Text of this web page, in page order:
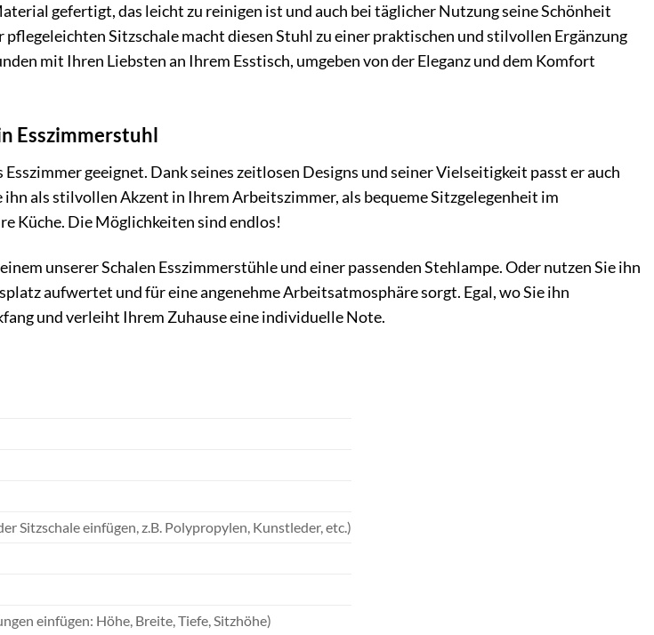
gefertigt, das leicht zu reinigen ist und auch bei täglicher Nutzung seine Schönheit
Sitzschale macht diesen Stuhl zu einer praktischen und stilvollen Ergänzung
mit Ihren Liebsten an Ihrem Esstisch, umgeben von der Eleganz und dem Komfort
Esszimmerstuhl
geeignet. Dank seines zeitlosen Designs und seiner Vielseitigkeit passt er auch
als stilvollen Akzent in Ihrem Arbeitszimmer, als bequeme Sitzgelegenheit im
Küche. Die Möglichkeiten sind endlos!
unserer Schalen Esszimmerstühle und einer passenden Stehlampe. Oder nutzen Sie ihn
aufwertet und für eine angenehme Arbeitsatmosphäre sorgt. Egal, wo Sie ihn
und verleiht Ihrem Zuhause eine individuelle Note.
Sitzschale einfügen, z.B. Polypropylen, Kunstleder, etc.)
einfügen: Höhe, Breite, Tiefe, Sitzhöhe)